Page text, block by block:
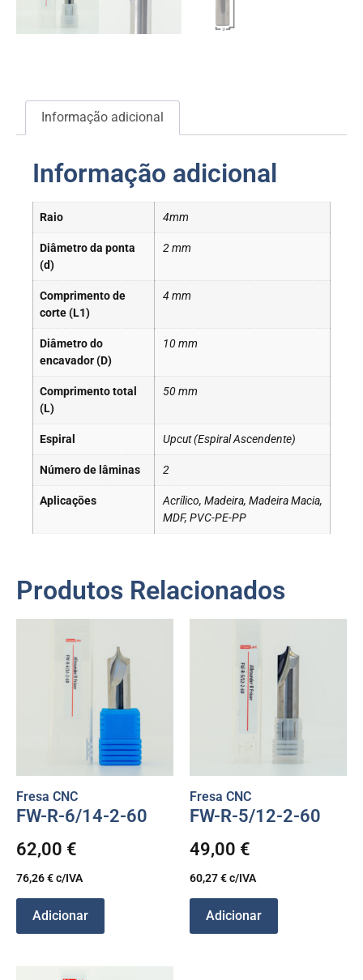
Informação adicional
Informação adicional
Raio 4mm
Diâmetro da ponta
(d)
2 mm
Comprimento de
corte (L1)
4 mm
Diâmetro do
encavador (D)
10 mm
Comprimento total
(L)
50 mm
Espiral Upcut (Espiral Ascendente)
Número de lâminas 2
Aplicações
Acrílico, Madeira, Madeira Macia,
MDF, PVC-PE-PP
Produtos Relacionados
Fresa CNC
FW-R-6/14-2-60
62,00 €
76,26€c/IVA
Adicionar
Fresa CNC
FW-R-5/12-2-60
49,00 €
60,27€c/IVA
Adicionar